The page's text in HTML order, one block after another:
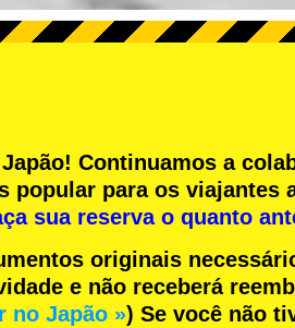
Continuamos a
popular para os viajantes
sua reserva o quanto
originais
e não receberá
no Japão ») Se você não